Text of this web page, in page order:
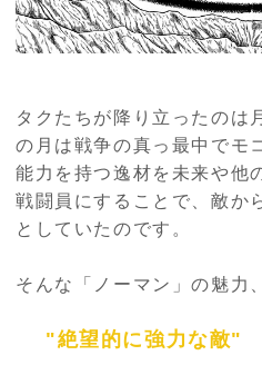
タクたちが降り立ったのは
の月は戦争の真っ最中でモ
能力を持つ逸材を未来や他
戦闘員にすることで、敵か
としていたのです。
そんな「ノーマン」の魅力
"絶望的に強力な敵"